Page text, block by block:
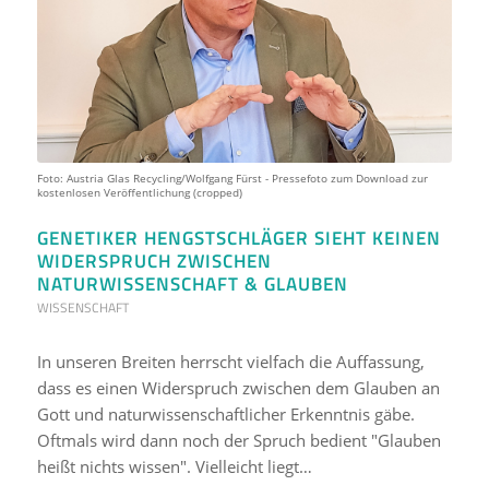
Foto: Austria Glas Recycling/Wolfgang Fürst - Pressefoto zum Download zur
kostenlosen Veröffentlichung (cropped)
GENETIKER HENGSTSCHLÄGER SIEHT KEINEN
WIDERSPRUCH ZWISCHEN
NATURWISSENSCHAFT & GLAUBEN
WISSENSCHAFT
In unseren Breiten herrscht vielfach die Auffassung,
dass es einen Widerspruch zwischen dem Glauben an
Gott und naturwissenschaftlicher Erkenntnis gäbe.
Oftmals wird dann noch der Spruch bedient "Glauben
heißt nichts wissen". Vielleicht liegt…